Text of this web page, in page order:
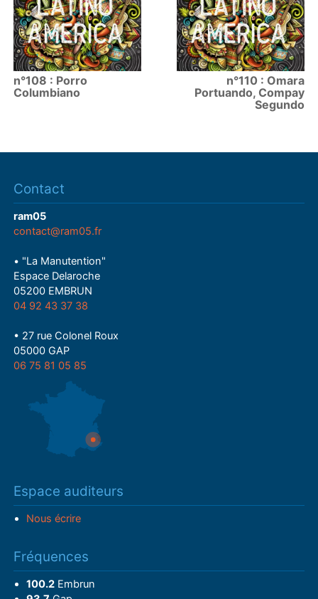
n°108 : Porro
Columbiano
n°110 : Omara
Portuando, Compay
Segundo
Contact
ram05
contact@ram05.fr
• "La Manutention"
Espace Delaroche
05200 EMBRUN
04 92 43 37 38
• 27 rue Colonel Roux
05000 GAP
06 75 81 05 85
Espace auditeurs
Nous écrire
Fréquences
100.2Embrun